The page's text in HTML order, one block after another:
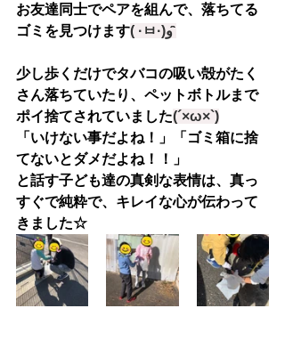
お友達同士でペアを組んで、落ちてる
ゴミを見つけます
( ·ㅂ·)و ̑̑
少し歩くだけでタバコの吸い殻がたく
さん落ちていたり、ペットボトルまで
ポイ捨てされていました(´×ω×`)
「いけない事だよね！」「ゴミ箱に捨
てないとダメだよね！！」
と話す子ども達の真剣な表情は、真っ
すぐで純粋で、キレイな心が伝わって
きました☆